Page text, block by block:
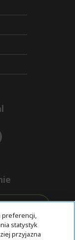
Bezpieczne
preferencji,
statystyk
przyjazna